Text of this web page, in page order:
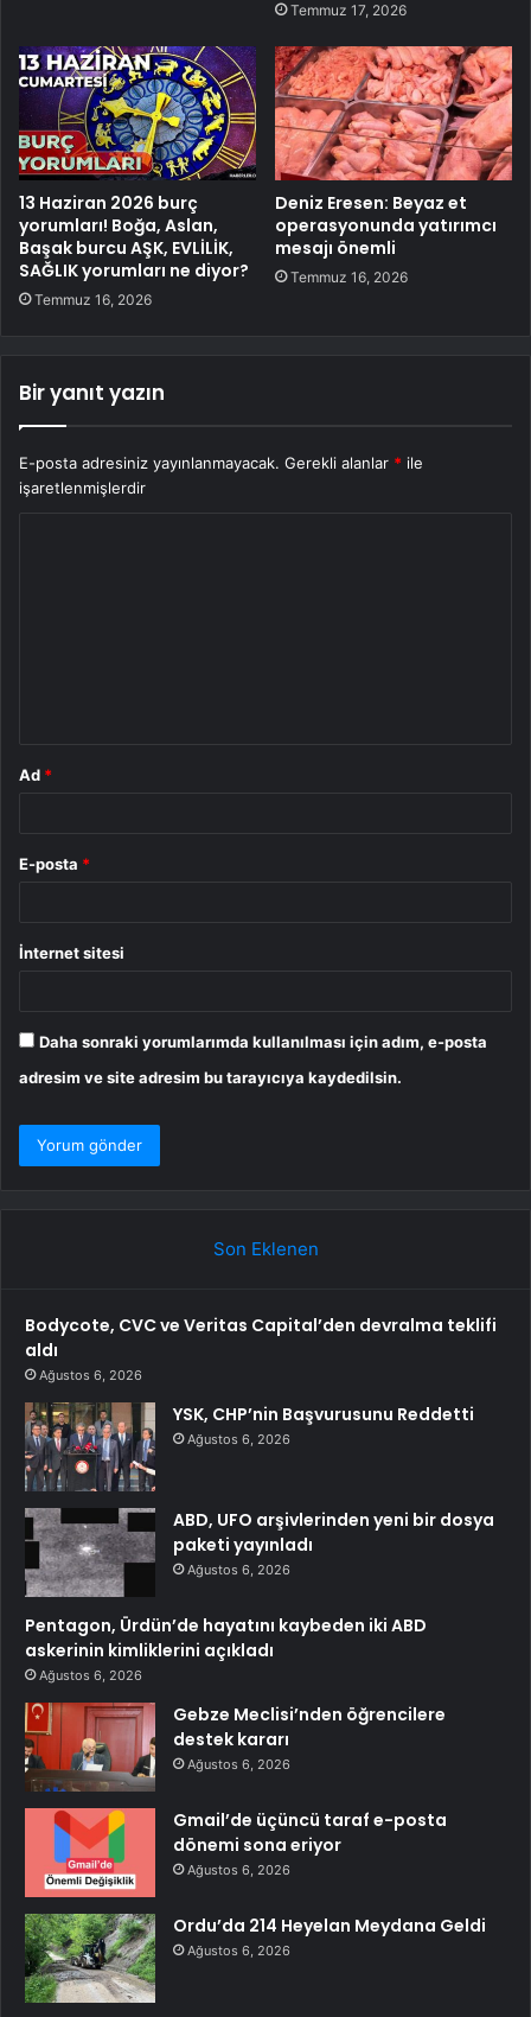
Temmuz 17, 2026
13 Haziran 2026 burç
yorumları! Boğa, Aslan,
Başak burcu AŞK, EVLİLİK,
SAĞLIK yorumları ne diyor?
Temmuz 16, 2026
Deniz Eresen: Beyaz et
operasyonunda yatırımcı
mesajı önemli
Temmuz 16, 2026
Bir yanıt yazın
E-posta adresiniz yayınlanmayacak. Gerekli alanlar * ile
işaretlenmişlerdir
Ad *
E-posta *
İnternet sitesi
Daha sonraki yorumlarımda kullanılması için adım, e-posta
adresim ve site adresim bu tarayıcıya kaydedilsin.
Son Eklenen
Bodycote, CVC ve Veritas Capital’den devralma teklifi
aldı
Ağustos 6, 2026
YSK, CHP’nin Başvurusunu Reddetti
Ağustos 6, 2026
ABD, UFO arşivlerinden yeni bir dosya
paketi yayınladı
Ağustos 6, 2026
Pentagon, Ürdün’de hayatını kaybeden iki ABD
askerinin kimliklerini açıkladı
Ağustos 6, 2026
Gebze Meclisi’nden öğrencilere
destek kararı
Ağustos 6, 2026
Gmail’de üçüncü taraf e-posta
dönemi sona eriyor
Ağustos 6, 2026
Ordu’da 214 Heyelan Meydana Geldi
Ağustos 6, 2026